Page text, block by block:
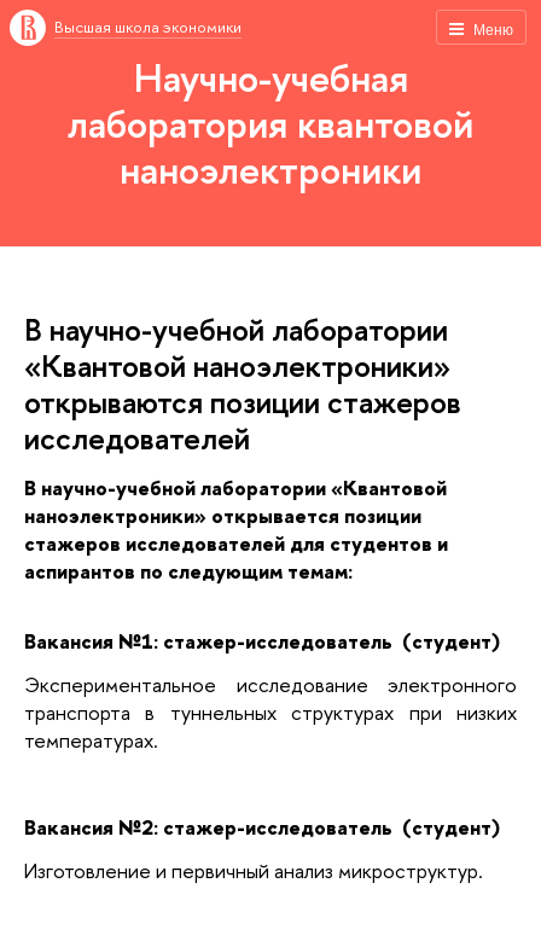
Меню
Высшая школа экономики
Научно-учебная
лаборатория квантовой
наноэлектроники
В научно-учебной лаборатории
«Квантовой наноэлектроники»
открываются позиции стажеров
исследователей
В научно-учебной лаборатории «Квантовой
наноэлектроники» открывается позиции
стажеров исследователей для студентов и
аспирантов по следующим темам:
Вакансия №1: стажер-исследователь (студент)
Экспериментальное исследование электронного
транспорта в туннельных структурах при низких
температурах.
Вакансия №2: стажер-исследователь (студент)
Изготовление и первичный анализ микроструктур.